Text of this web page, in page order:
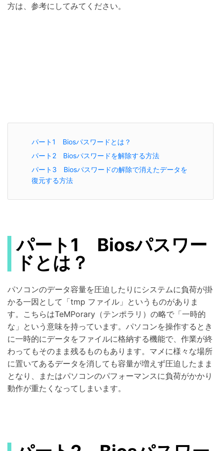
方は、参考にしてみてください。
パート1 Biosパスワードとは？
パート2 Biosパスワードを解除する方法
パート3 Biosパスワードの解除で消えたデータを
復元する方法
パート1 Biosパスワー
ドとは？
パソコンのデータ容量を圧迫したりにシステムに負荷が掛
かる一因として「tmp ファイル」というものがありま
す。こちらはTeMPorary（テンポラリ）の略で「一時的
な」という意味を持っています。パソコンを操作するとき
に一時的にデータをファイルに格納する機能で、作業が終
わってもそのまま残るものもあります。マメに様々な場所
に置いてあるデータを消しても容量が増えず圧迫したまま
となり、またはパソコンのパフォーマンスに負荷がかかり
動作が重たくなってしまいます。